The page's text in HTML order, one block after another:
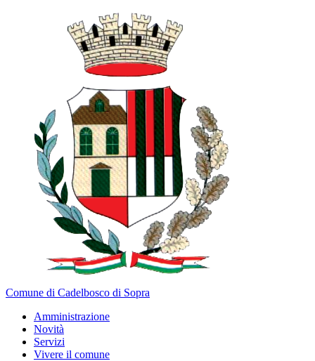
Comune di Cadelbosco di Sopra
Amministrazione
Novità
Servizi
Vivere il comune